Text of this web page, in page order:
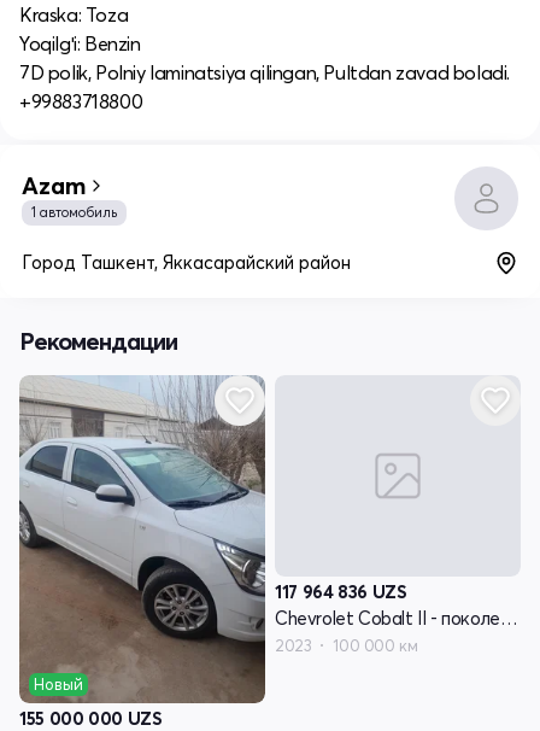
Kraska: Toza
Yoqilgʻi: Benzin
7D polik, Polniy laminatsiya qilingan, Pultdan zavad boladi.
+99883718800
Azam
1 автомобиль
Город Ташкент, Яккасарайский район
Рекомендации
Новый
155 000 000 UZS
117 964 836 UZS
Chevrolet Cobalt II - поколение рестайлинг
2023 100 000 км